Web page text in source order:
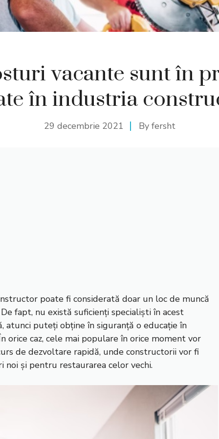
vacante sunt în
în industria
29 decembrie 2021 By fersht
poate fi considerată doar un loc de muncă
fapt, nu există suficienți specialiști în acest
atunci puteți obține în siguranță o educație în
orice caz, cele mai populare în orice moment vor
de dezvoltare rapidă, unde constructorii vor fi
noi și pentru restaurarea celor vechi.